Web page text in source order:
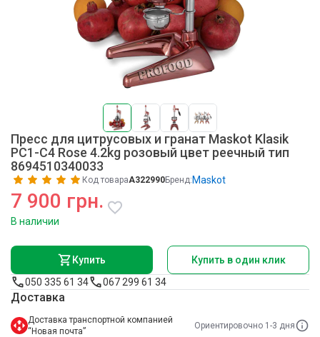
Пресс для цитрусовых и гранат Maskot Klasik
PC1-C4 Rose 4.2kg розовый цвет реечный тип
8694510340033
Код товараA322990Бренд:Maskot
7 900 грн.
В наличии
Купить
Купить в один клик
050 335 61 34
067 299 61 34
Доставка
Доставка транспортной компанией
“Новая почта”
Ориентировочно 1-3 дня